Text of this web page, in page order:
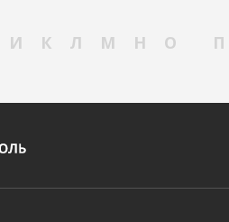
И К Л М Н О П